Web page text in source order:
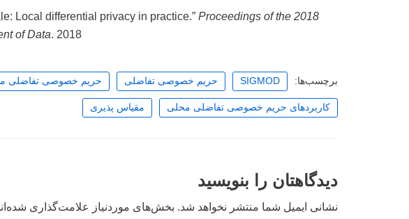
Local differential privacy in practice.” Proceedings of the 2018
of Data. 2018.
برچسب‌ها: SIGMOD حریم خصوصی تفاضلی حریم خصوصی تفاضلی
کاربردهای حریم خصوصی تفاضلی محلی مقیاس پذیری
دیدگاهتان را بنویسید
نشانی ایمیل شما منتشر نخواهد شد. بخش‌های موردنیاز علامت‌گذاری